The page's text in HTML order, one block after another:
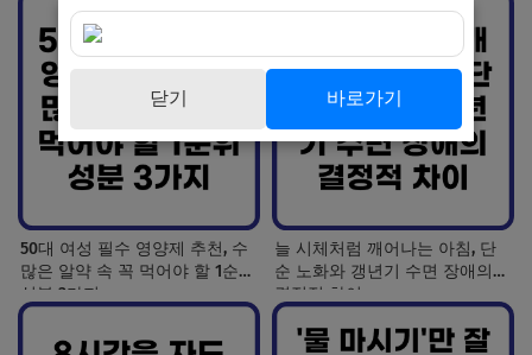
50대 여성 필수 영양제 추천, 수
많은 알약 속 꼭 먹어야 할 1순위
성분 3가지
늘 시체처럼 깨어나는 아침, 단
순 노화와 갱년기 수면 장애의
결정적 차이
닫기 바로가기